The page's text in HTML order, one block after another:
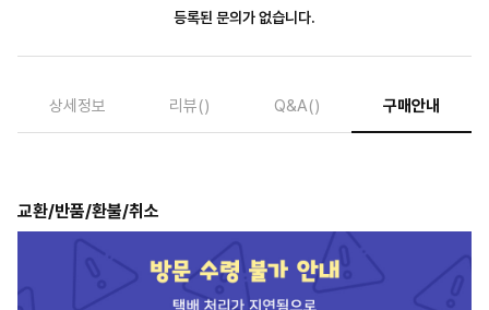
등록된 문의가 없습니다.
상세정보 리뷰() Q&A() 구매안내
교환/반품/환불/취소